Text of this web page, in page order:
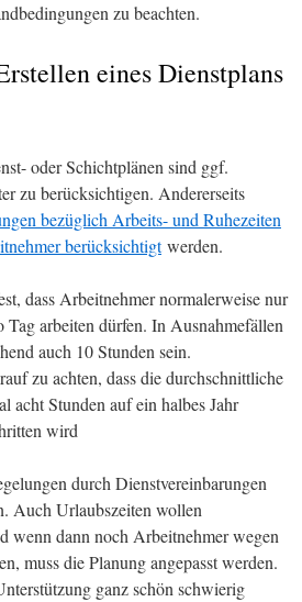
zu beachten.
eines Dienstplans
oder Schichtplänen sind ggf.
zu berücksichtigen. Andererseits
bezüglich Arbeits- und Ruhezeiten
berücksichtigtwerden.
dass Arbeitnehmer normalerweise nur
Tag arbeiten dürfen. In Ausnahmefällen
auch 10 Stunden sein.
zu achten, dass die durchschnittliche
acht Stunden auf ein halbes Jahr
wird
durch Dienstvereinbarungen
Auch Urlaubszeiten wollen
wenn dann noch Arbeitnehmer wegen
muss die Planung angepasst werden.
ganz schön schwierig